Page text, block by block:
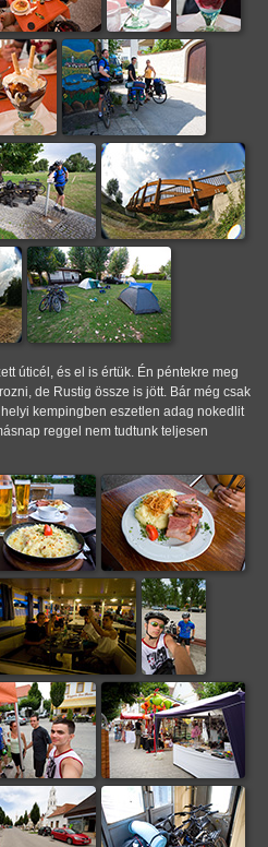
úticél, és el is értük. Én péntekre meg
de Rustig össze is jött. Bár még csak
kempingben eszetlen adag nokedlit
reggel nem tudtunk teljesen